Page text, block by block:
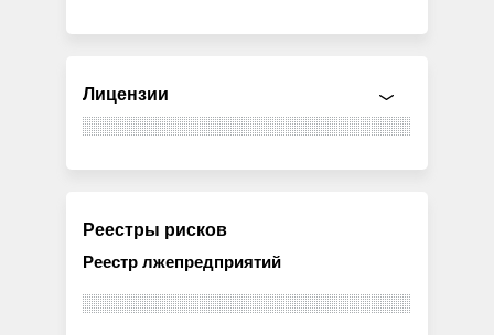
Лицензии
Реестры рисков
Реестр лжепредприятий